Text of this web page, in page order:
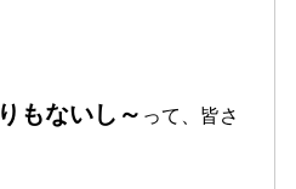
もないし～ って、皆さ